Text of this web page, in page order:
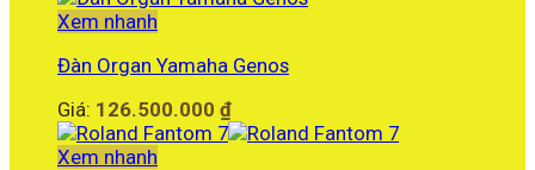
Xem nhanh
Đàn Organ Yamaha Genos
Giá: 126.500.000 ₫
Xem nhanh